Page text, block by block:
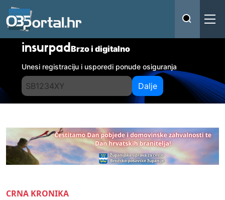
insurpadBrzo i digitalno
Unesi registraciju i usporedi ponude osiguranja
Dalje
CRNA KRONIKA